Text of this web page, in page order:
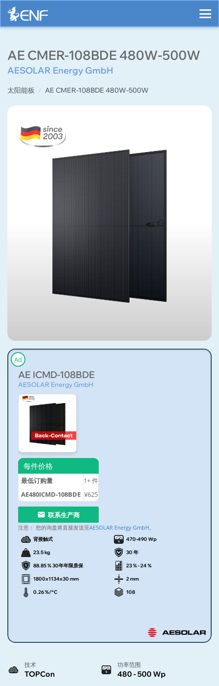
AE CMER-108BDE 480W-500W
AESOLAR Energy GmbH
太阳能板 AE CMER-108BDE 480W-500W
Ad
AE ICMD-108BDE
AESOLAR Energy GmbH
每件价格
最低订购量 1+件
AE480ICMD-108BDE ¥625
联系生产商
注意： 您的询盘将直接发送至AESOLAR Energy GmbH。
背接触式 470-490 Wp
23.5 kg 30 年
88.85 % 30年年限质保 23 % - 24 %
1800x1134x30 mm 2 mm
0.26 %/°C 108
技术
TOPCon
功率范围
480 - 500 Wp